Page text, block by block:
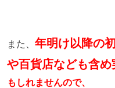
また、 年明け以降の
や百貨店なども含
もしれませんので、